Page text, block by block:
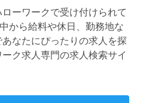
ローワークで受け付けられて
から給料や休日、勤務地な
なたにぴったりの求人を探
ク求人専門の求人検索サイ